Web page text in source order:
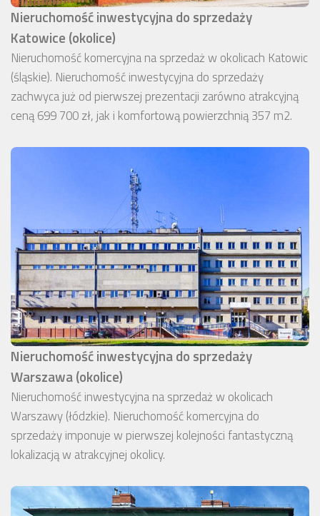
Nieruchomość inwestycyjna do sprzedaży
Katowice (okolice)
Nieruchomość komercyjna na sprzedaż w okolicach Katowic
(śląskie). Nieruchomość inwestycyjna do sprzedaży
zachwyca już od pierwszej prezentacji zarówno atrakcyjną
ceną 699 700 zł, jak i komfortową powierzchnią 357 m2.
Nieruchomość inwestycyjna do sprzedaży
Warszawa (okolice)
Nieruchomość inwestycyjna na sprzedaż w okolicach
Warszawy (łódzkie). Nieruchomość komercyjna do
sprzedaży imponuje w pierwszej kolejności fantastyczną
lokalizacją w atrakcyjnej okolicy.